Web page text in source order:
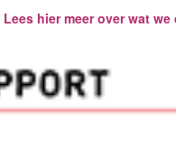
Lees hier meer over wat we